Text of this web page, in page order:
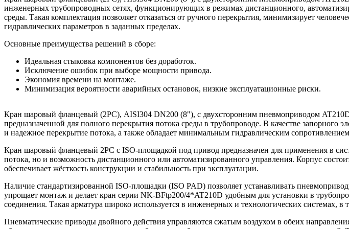
Кран шаровый фланцевый (2PC), AISI304 DN200 (8"), с двухсторонним пневмоприводом AT210D
предназначенной для полного перекрытия потока среды в трубопроводе. В качестве запорного
и надежное перекрытие потока, а также обладает минимальным гидравлическим
Кран шаровый фланцевый 2PC с ISO-площадкой под привод предназначен для применения в
потока, но и возможность дистанционного или автоматизированного управления. Корпус
обеспечивает жёсткость конструкции и стабильность при эксплуатации.
Наличие стандартизированной ISO-площадки (ISO PAD) позволяет устанавливать
упрощает монтаж и делает кран серии NK-BFtp200/4*AT210D удобным для установки в
соединения. Такая арматура широко используется в инженерных и технологических системах, в
Пневматические приводы двойного действия управляются сжатым воздухом в обеих
инженерных трубопроводных сетях, функционирующих в режимах дистанционного,
среды. Такая комплектация позволяет отказаться от ручного перекрытия, минимизирует
гидравлических параметров в заданных пределах.
Основные преимущества решений в сборе:
Идеальная стыковка компонентов без доработок.
Исключение ошибок при выборе мощности привода.
Экономия времени на монтаже.
Минимизация вероятности аварийных остановок, низкие эксплуатационные риски.